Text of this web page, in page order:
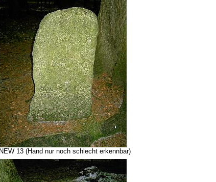
NEW 13 (Hand nur noch schlecht erkennbar)